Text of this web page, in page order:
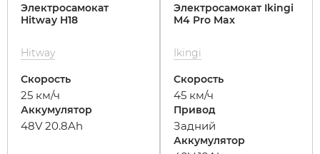
Электросамокат
Hitway H18
Hitway
Скорость
25 км/ч
Аккумулятор
48V 20.8Ah
Электросамокат Ikingi
M4 Pro Max
Ikingi
Скорость
45 км/ч
Привод
Задний
Аккумулятор